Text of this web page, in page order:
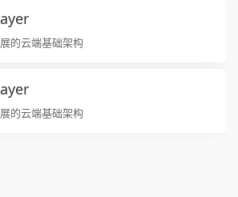
的云端基础架构
的云端基础架构